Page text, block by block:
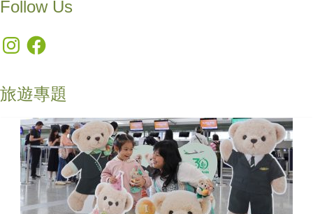
Follow Us
InstagramFacebook
旅遊專題